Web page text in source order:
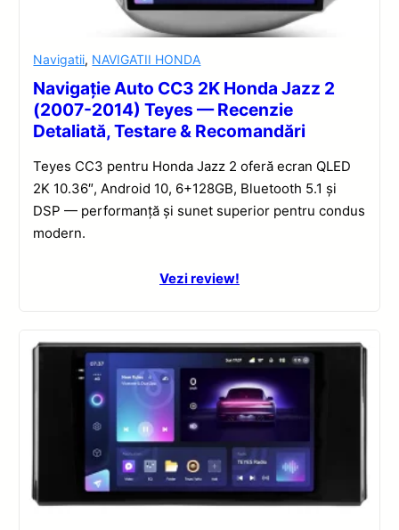
Navigatii, NAVIGATII HONDA
Navigație Auto CC3 2K Honda Jazz 2
(2007-2014) Teyes — Recenzie
Detaliată, Testare & Recomandări
Teyes CC3 pentru Honda Jazz 2 oferă ecran QLED
2K 10.36″, Android 10, 6+128GB, Bluetooth 5.1 și
DSP — performanță și sunet superior pentru condus
modern.
Vezi review!